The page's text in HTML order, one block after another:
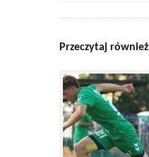
Przeczytaj również